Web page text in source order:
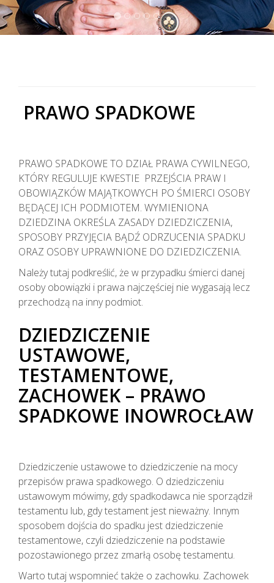
PRAWO SPADKOWE
PRAWO SPADKOWE TO DZIAŁ PRAWA CYWILNEGO,
KTÓRY REGULUJE KWESTIE PRZEJŚCIA PRAW I
OBOWIĄZKÓW MAJĄTKOWYCH PO ŚMIERCI OSOBY
BĘDĄCEJ ICH PODMIOTEM. WYMIENIONA
DZIEDZINA OKREŚLA ZASADY DZIEDZICZENIA,
SPOSOBY PRZYJĘCIA BĄDŹ ODRZUCENIA SPADKU
ORAZ OSOBY UPRAWNIONE DO DZIEDZICZENIA.
Należy tutaj podkreślić, że w przypadku śmierci danej
osoby obowiązki i prawa najczęściej nie wygasają lecz
przechodzą na inny podmiot.
DZIEDZICZENIE
USTAWOWE,
TESTAMENTOWE,
ZACHOWEK – PRAWO
SPADKOWE INOWROCŁAW
Dziedziczenie ustawowe to dziedziczenie na mocy
przepisów prawa spadkowego. O dziedziczeniu
ustawowym mówimy, gdy spadkodawca nie sporządził
testamentu lub, gdy testament jest nieważny. Innym
sposobem dojścia do spadku jest dziedziczenie
testamentowe, czyli dziedziczenie na podstawie
pozostawionego przez zmarłą osobę testamentu.
Warto tutaj wspomnieć także o zachowku. Zachowek